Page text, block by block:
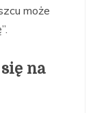
może
na